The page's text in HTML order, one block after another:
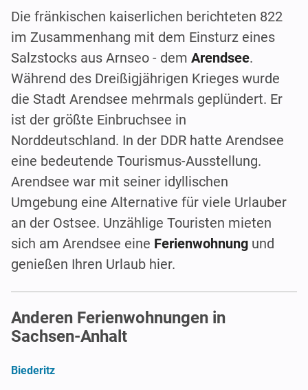
Die fränkischen kaiserlichen berichteten 822
im Zusammenhang mit dem Einsturz eines
Salzstocks aus Arnseo - dem Arendsee.
Während des Dreißigjährigen Krieges wurde
die Stadt Arendsee mehrmals geplündert. Er
ist der größte Einbruchsee in
Norddeutschland. In der DDR hatte Arendsee
eine bedeutende Tourismus-Ausstellung.
Arendsee war mit seiner idyllischen
Umgebung eine Alternative für viele Urlauber
an der Ostsee. Unzählige Touristen mieten
sich am Arendsee eine Ferienwohnung und
genießen Ihren Urlaub hier.
Anderen Ferienwohnungen in
Sachsen-Anhalt
Biederitz